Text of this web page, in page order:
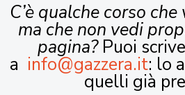
C’è qualche corso
ma che non vedi
pagina?Puoi
a info@gazzera.it: lo
quelli già